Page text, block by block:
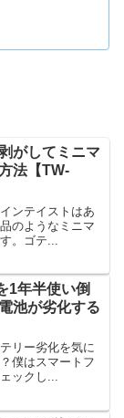
がしてミニマ
法【TW-
ンテイストはあ
のようなミニマ
。ゴテ...
1年半使い倒
池が劣化する
リー劣化を気に
僕はスマートフ
ックし...